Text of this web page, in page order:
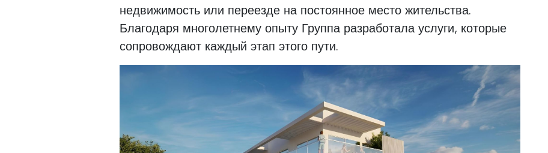
недвижимость или переезде на постоянное место жительства.
Благодаря многолетнему опыту Группа разработала услуги, которые
сопровождают каждый этап этого пути.